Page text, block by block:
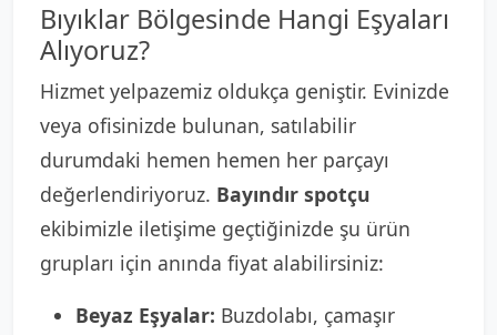
Bıyıklar Bölgesinde Hangi Eşyaları
Alıyoruz?
Hizmet yelpazemiz oldukça geniştir. Evinizde
veya ofisinizde bulunan, satılabilir
durumdaki hemen hemen her parçayı
değerlendiriyoruz. Bayındır spotçu
ekibimizle iletişime geçtiğinizde şu ürün
grupları için anında fiyat alabilirsiniz:
Beyaz Eşyalar: Buzdolabı, çamaşır